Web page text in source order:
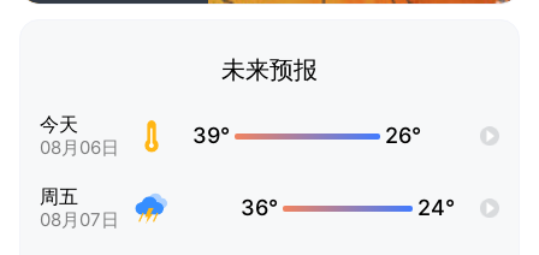
未来预报
今天
08月06日 39° 26°
周五
08月07日 36° 24°